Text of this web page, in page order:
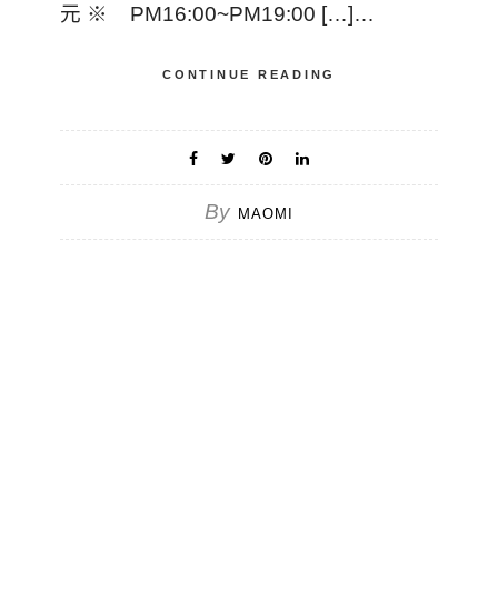
元 ※ PM16:00~PM19:00 […]…
CONTINUE READING
By MAOMI